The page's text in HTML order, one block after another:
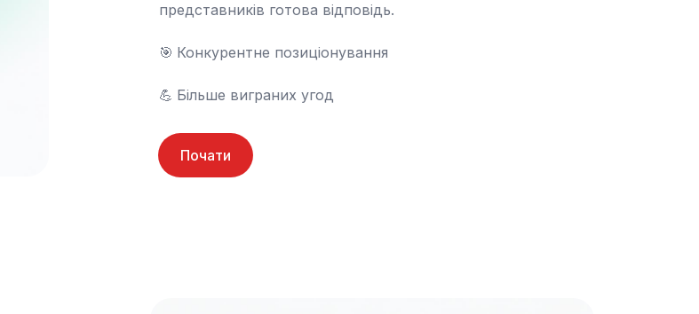
представників готова відповідь.
🎯	Конкурентне позиціонування
💪	Більше виграних угод
Почати